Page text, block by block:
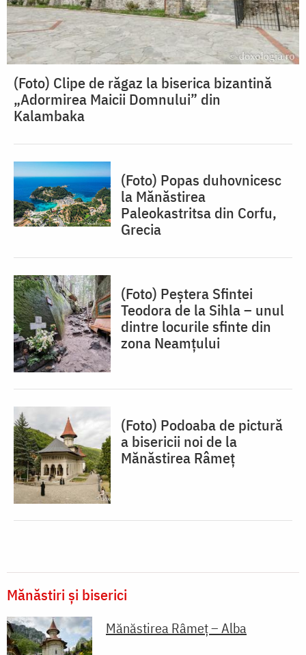
(Foto) Clipe de răgaz la biserica bizantină
„Adormirea Maicii Domnului” din
Kalambaka
(Foto) Popas duhovnicesc
la Mănăstirea
Paleokastritsa din Corfu,
Grecia
(Foto) Peștera Sfintei
Teodora de la Sihla – unul
dintre locurile sfinte din
zona Neamțului
(Foto) Podoaba de pictură
a bisericii noi de la
Mănăstirea Râmeț
Mănăstiri și biserici
Mănăstirea Râmeț – Alba